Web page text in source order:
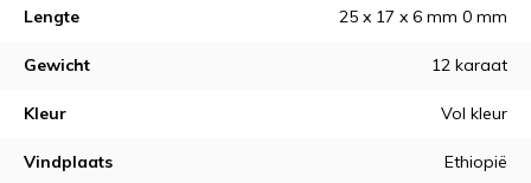
Lengte 25 x 17 x 6 mm 0 mm
Gewicht 12 karaat
Kleur Vol kleur
Vindplaats Ethiopië